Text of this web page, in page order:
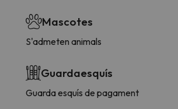
Mascotes
S'admeten animals
Guardaesquís
Guarda esquís de pagament